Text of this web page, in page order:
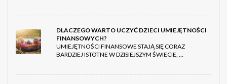
DLACZEGO WARTO UCZYĆ DZIECI UMIEJĘTNOŚCI
FINANSOWYCH?
UMIEJĘTNOŚCI FINANSOWE STAJĄ SIĘ CORAZ
BARDZIEJ ISTOTNE W DZISIEJSZYM ŚWIECIE, …